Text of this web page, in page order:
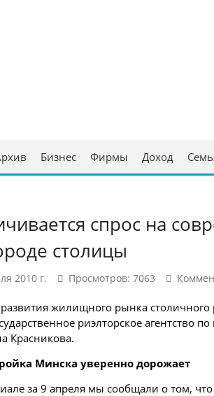
Бизнес Фирмы Доход
спрос на
столицы
2010 г. Просмотров: 7063
жилищного рынка
риэлторское агентство
Красникова.
Минска уверенно дорожает
за 9 апреля мы сообщали о том,